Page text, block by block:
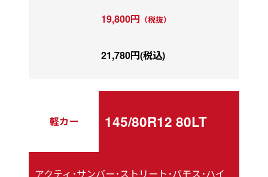
19,800円 （税抜）
21,780円(税込)
軽カー 145/80R12 80LT
アクティ･サンバー･ストリート･バモス･ハイ